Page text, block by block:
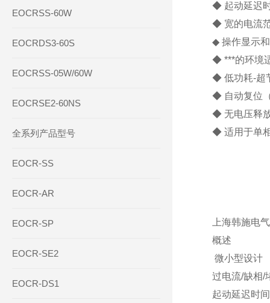
EOCRSS-60W
EOCRDS3-60S
EOCRSS-05W/60W
EOCRSE2-60NS
全系列产品型号
EOCR-SS
EOCR-AR
EOCR-SP
EOCR-SE2
EOCR-DS1
◆ 起动延迟
◆ 宽的电流
◆ 操作显示
◆ ***的环境
◆ 低功耗-超
◆ 自动复位
◆ 无电压释
◆ 适用于单
上海韩施电
概述
微小型设计
过电流/缺相/
起动延迟时